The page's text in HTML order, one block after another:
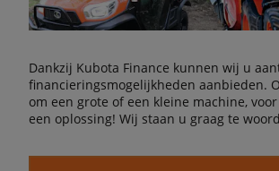
Dankzij Kubota Finance kunnen wij u
financieringsmogelijkheden aanbieden.
om een grote of een kleine machine,
een oplossing! Wij staan u graag te